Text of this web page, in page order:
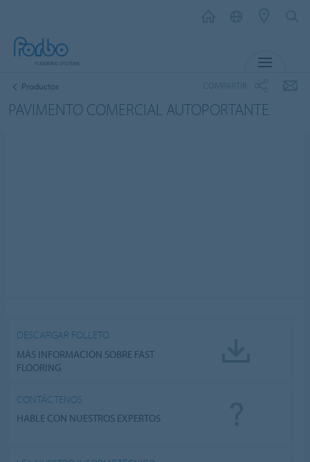
Productos
PAVIMENTO COMERCIAL AUTOPORTANTE
DESCARGAR FOLLETO
MÁS INFORMACIÓN SOBRE FAST
FLOORING
CONTÁCTENOS
HABLE CON NUESTROS EXPERTOS